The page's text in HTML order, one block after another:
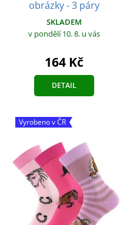
obrázky - 3 páry
SKLADEM
v pondělí 10. 8. u vás
164 Kč
DETAIL
Vyrobeno v ČR